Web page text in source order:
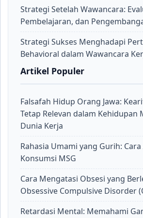
Strategi Setelah Wawancara:
Pembelajaran, dan
Strategi Sukses Menghadapi
Behavioral dalam Wawancara
Artikel Populer
Falsafah Hidup Orang Jawa:
Tetap Relevan dalam Kehidupan
Dunia Kerja
Rahasia Umami yang Gurih: Cara
Konsumsi MSG
Cara Mengatasi Obsesi yang
Obsessive Compulsive Disorder
Retardasi Mental: Memahami